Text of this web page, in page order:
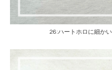
26:ハートホロに細か